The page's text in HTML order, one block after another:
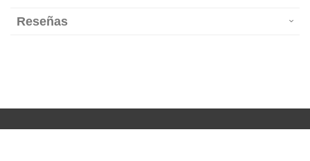
Reseñas